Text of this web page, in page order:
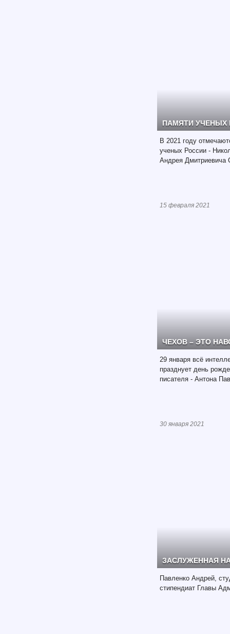
ПАМЯТИ
В 2021 году
ученых России -
Андрея Дмитриевича
15 февраля 2021
ЧЕХОВ – ЭТО
29 января всё
празднует день
писателя - Антона
30 января 2021
ЗАСЛУЖЕННАЯ
Павленко Андрей,
стипендиат Главы